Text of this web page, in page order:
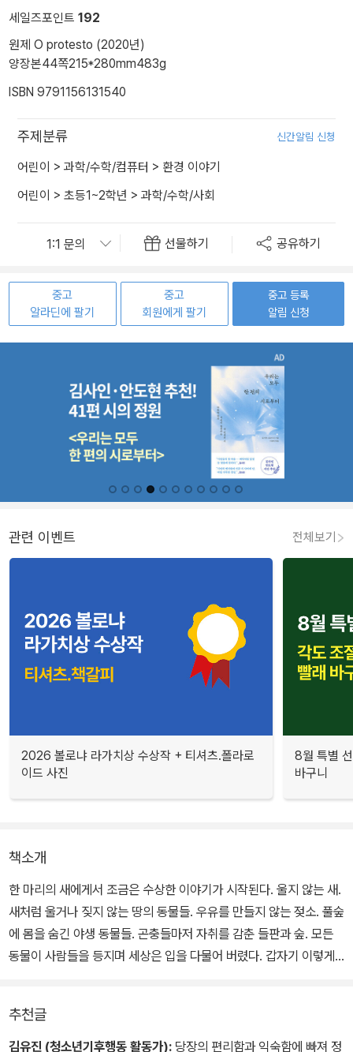
세일즈포인트 192
원제 O protesto (2020년)
양장본44쪽215*280mm483g
ISBN 9791156131540
주제분류 신간알림 신청
어린이 > 과학/수학/컴퓨터 > 환경 이야기
어린이 > 초등1~2학년 > 과학/수학/사회
선물하기 공유하기
중고
알라딘에 팔기
중고
회원에게 팔기
중고 등록
알림 신청
관련 이벤트 전체보기
2026 볼로냐 라가치상 수상작 + 티셔츠.폴라로
이드 사진
8월 특별
바구니
책소개
한 마리의 새에게서 조금은 수상한 이야기가 시작된다. 울지 않는 새.
새처럼 울거나 짖지 않는 땅의 동물들. 우유를 만들지 않는 젖소. 풀숲
에 몸을 숨긴 야생 동물들. 곤충들마저 자취를 감춘 들판과 숲. 모든
동물이 사람들을 등지며 세상은 입을 다물어 버렸다. 갑자기 이렇게
고 있다. 동물들이 보인 수상한 행동에는 어떤 비밀이 감춰져 있을
까?
추천글
김유진 (청소년기후행동 활동가): 당장의 편리함과 익숙함에 빠져 정